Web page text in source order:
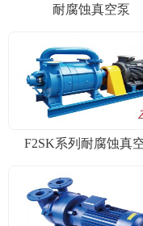
耐腐蚀真空泵
F2SK系列耐腐蚀真